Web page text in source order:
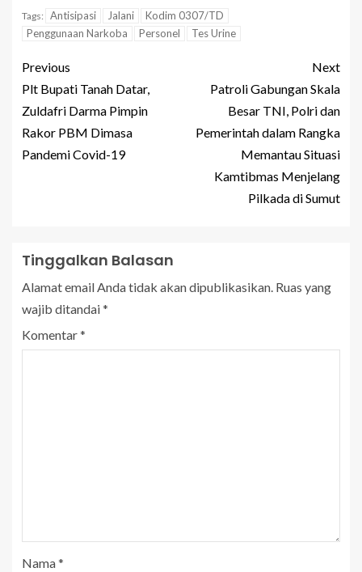
Tags: Antisipasi Jalani
Kodim 0307/TD
Penggunaan Narkoba
Personel Tes Urine
Previous
Plt Bupati Tanah Datar,
Zuldafri Darma Pimpin
Rakor PBM Dimasa
Pandemi Covid-19
Next
Patroli Gabungan Skala
Besar TNI, Polri dan
Pemerintah dalam Rangka
Memantau Situasi
Kamtibmas Menjelang
Pilkada di Sumut
Tinggalkan Balasan
Alamat email Anda tidak akan dipublikasikan. Ruas yang
wajib ditandai*
Komentar*
Nama*